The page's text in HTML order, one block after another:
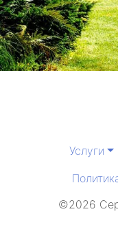
Услуги
©2026